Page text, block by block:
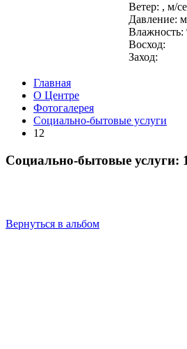
Ветер: , м/
Давление:
Влажность:
Восход:
Заход:
Главная
О Центре
Фотогалерея
Социально-бытовые услуги
12
Социально-бытовые услуги:
Вернуться в альбом